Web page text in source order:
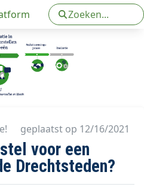
Contact
geplaatst op 12/16/2021
voor een
Drechtsteden?